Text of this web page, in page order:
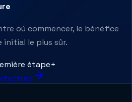
où commencer, le bénéfice
le plus sûr.
étape+